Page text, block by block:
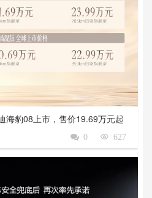
海豹08上市，售价19.69万元起
627

0
